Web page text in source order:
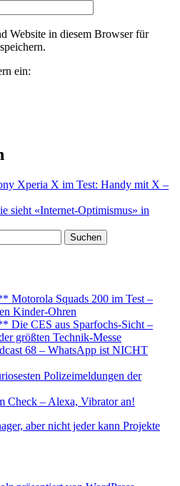
Website in diesem Browser für
ein:
Xperia X im Test: Handy mit X –
sieht «Internet-Optimismus» in
Suchen
Squads 200 im Test –
Kinder-Ohren
CES aus Sparfochs-Sicht –
größten Technik-Messe
68 – WhatsApp ist NICHT
Polizeimeldungen der
Check – Alexa, Vibrator an!
aber nicht jeder kann Projekte